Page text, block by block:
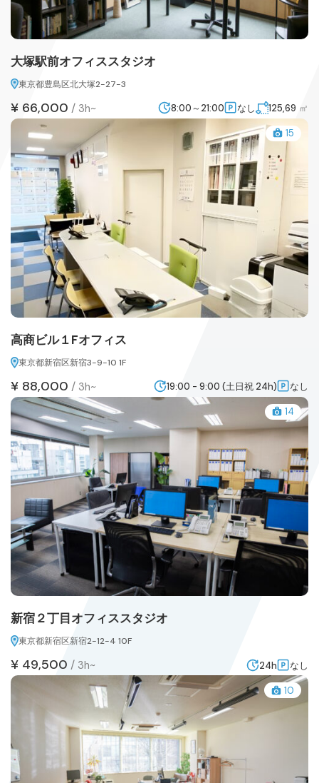
大塚駅前オフィススタジオ
東京都豊島区北大塚2-27-3
¥ 66,000 / 3h~ 8:00～21:00 なし 125,69 ㎡
15
高商ビル１Fオフィス
東京都新宿区新宿3-9-10 1F
¥ 88,000 / 3h~ 19:00 - 9:00 (土日祝 24h) なし
14
新宿２丁目オフィススタジオ
東京都新宿区新宿2-12-4 10F
¥ 49,500 / 3h~ 24h なし
10